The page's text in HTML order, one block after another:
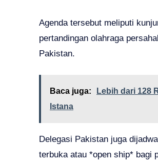
Agenda tersebut meliputi
pertandingan olahraga
Pakistan.
Baca juga:
Lebih dari 128
Istana
Delegasi Pakistan juga
terbuka atau *open ship* bagi